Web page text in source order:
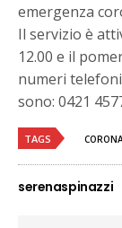
emergenza
Il servizio è
12.00 e il
numeri
sono: 0421
TAGS
serenaspinazzi